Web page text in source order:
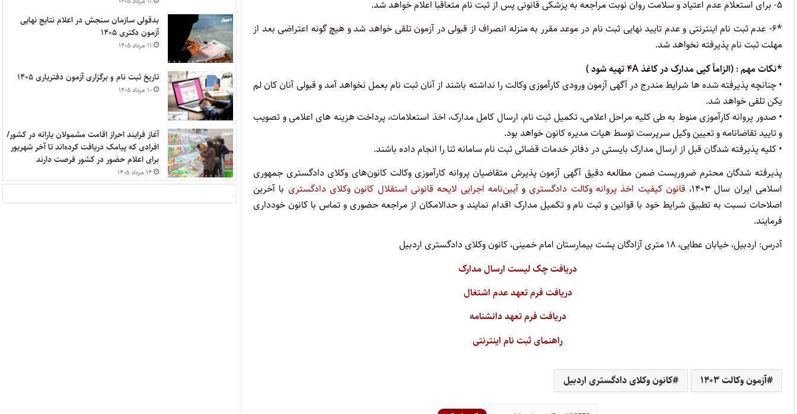
۵- برای استعلام عدم اعتیاد و سلامت روان نوبت مراجعه به پزشکی قانونی پس از ثبت نام متعاقبا اعلام خواهد شد.
*۶- عدم ثبت نام اینترنتی و عدم تایید نهایی ثبت نام در موعد مقرر به منزله انصراف از قبولی در آزمون تلقی خواهد شد و هیچ گونه اعتراضی بعد از
مهلت ثبت نام پذیرفته نخواهد شد.
*نکات مهم : (الزاماً کپی مدارک در کاغذ ۴A تهیه شود )
• چنانچه پذیرفته شده ها شرایط مندرج در آگهی آزمون ورودی کارآموزی وکالت را نداشته باشند از آنان ثبت نام بعمل نخواهد آمد و قبولی آنان کان لم
یکن تلقی خواهد شد.
• صدور پروانه کارآموزی منوط به طی کلیه مراحل اعلامی، تکمیل ثبت نام، ارسال کامل مدارک، اخذ استعلامات، پرداخت هزینه های اعلامی و تصویب
و تایید تقاضانامه و تعیین وکیل سرپرست توسط هیات مدیره کانون خواهد بود.
• کلیه پذیرفته شدگان قبل از ارسال مدارک بایستی در دفاتر خدمات قضائی ثبت نام سامانه ثنا را انجام داده باشند.
پذیرفته شدگان محترم ضروریست ضمن مطالعه دقیق آگهی آزمون پذیرش متقاضیان پروانه کارآموزی وکالت کانون‌های وکلای دادگستری جمهوری
اسلامی ایران سال ۱۴۰۳، ‌
قانون کیفیت اخذ پروانه وکالت دادگستریوآیین‌نامه اجرایی لایحه قانونی استقلال کانون وکلای دادگستری با آخرین
اصلاحات نسبت به تطبیق شرایط خود با قوانین و ثبت نام و تکمیل مدارک اقدام نمایند و حدالامکان از مراجعه حضوری و تماس با کانون خودداری
فرمایند.
آدرس: اردبیل، خیابان عطایی، ۱۸ متری آزادگان پشت بیمارستان امام خمینی، کانون وکلای دادگستری اردبیل
دریافت چک لیست ارسال مدارک
دریافت فرم تعهد عدم اشتغال
دریافت فرم تعهد دانشنامه
راهنمای ثبت نام اینترنتی
آزمون وکالت ۱۴۰۳ کانون وکلای دادگستری اردبیل
بدقولی سازمان سنجش در اعلام نتایج نهایی
آزمون دکتری ۱۴۰۵
۱۱ مرداد ۱۴۰۵
تاریخ ثبت نام و برگزاری آزمون دفتریاری ۱۴۰۵
۱۰ مرداد ۱۴۰۵
آغاز فرایند احراز اقامت مشمولان یارانه در کشور/
افرادی که پیامک دریافت کرده‌اند تا آخر شهریور
برای اعلام حضور در کشور فرصت دارند
۱۴ مرداد ۱۴۰۵